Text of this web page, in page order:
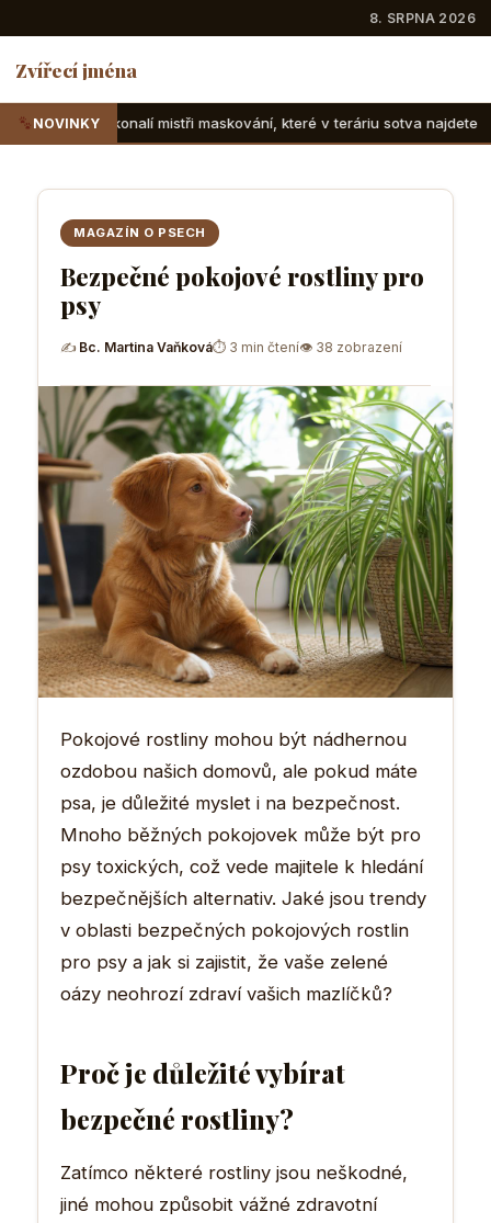
8. SRPNA 2026
Zvířecí jména
NOVINKY
maskování, které v teráriu sotva najdete
MAGAZÍN O PSECH
Bezpečné pokojové rostliny pro
psy
✍ Bc. Martina Vaňková⏱ 3 min čtení👁 38 zobrazení
Pokojové rostliny mohou být nádhernou
ozdobou našich domovů, ale pokud máte
psa, je důležité myslet i na bezpečnost.
Mnoho běžných pokojovek může být pro
psy toxických, což vede majitele k hledání
bezpečnějších alternativ. Jaké jsou trendy
v oblasti bezpečných pokojových rostlin
pro psy a jak si zajistit, že vaše zelené
oázy neohrozí zdraví vašich mazlíčků?
Proč je důležité vybírat
bezpečné rostliny?
Zatímco některé rostliny jsou neškodné,
jiné mohou způsobit vážné zdravotní